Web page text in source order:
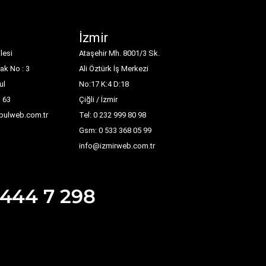
No : 3
63
İzmir
Ataşehir Mh. 8001/3 Sk.
Ali Öztürk İş Merkezi
No:17 K:4 D:18
Çiğli / İzmir
Tel: 0 232 999 80 98
Gsm: 0 533 368 05 99
info@izmirweb.com.tr